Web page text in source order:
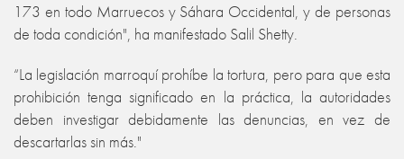
173 en todo Marruecos y Sáhara Occidental, y de personas
de toda condición", ha manifestado Salil Shetty.
“La legislación marroquí prohíbe la tortura, pero para que esta
prohibición tenga significado en la práctica, la autoridades
deben investigar debidamente las denuncias, en vez de
descartarlas sin más."